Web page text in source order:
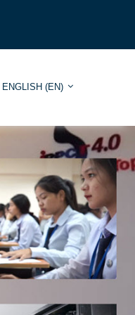
ENGLISH ‎(EN)‎